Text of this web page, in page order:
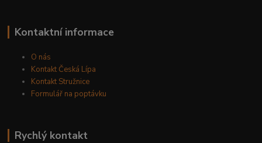
Kontaktní informace
O nás
Kontakt Česká Lípa
Kontakt Stružnice
Formulář na poptávku
Rychlý kontakt